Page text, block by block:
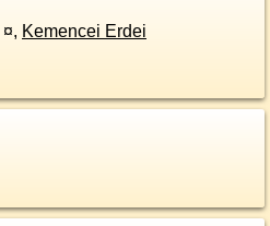
¤, Kemencei Erdei